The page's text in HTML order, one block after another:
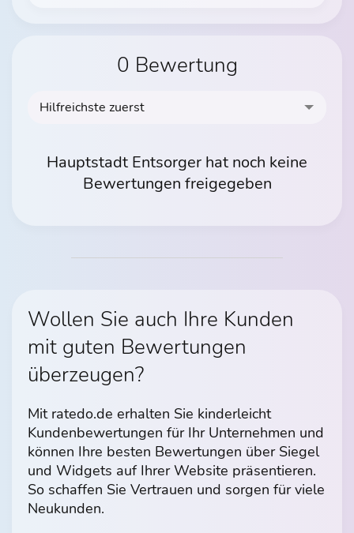
0 Bewertung
Hilfreichste zuerst
Hauptstadt Entsorger hat noch keine
Bewertungen freigegeben
Wollen Sie auch Ihre Kunden
mit guten Bewertungen
überzeugen?
Mit ratedo.de erhalten Sie kinderleicht
Kundenbewertungen für Ihr Unternehmen und
können Ihre besten Bewertungen über Siegel
und Widgets auf Ihrer Website präsentieren.
So schaffen Sie Vertrauen und sorgen für viele
Neukunden.